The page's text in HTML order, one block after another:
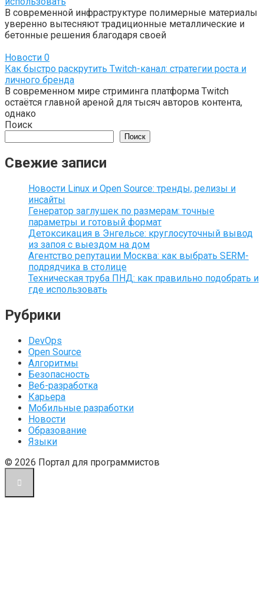
В современной инфраструктуре полимерные материалы
уверенно вытесняют традиционные металлические и
бетонные решения благодаря своей
Новости 0
Как быстро раскрутить Twitch-канал: стратегии роста и
личного бренда
В современном мире стриминга платформа Twitch
остаётся главной ареной для тысяч авторов контента,
однако
Поиск
Поиск
Свежие записи
Новости Linux и Open Source: тренды, релизы и
инсайты
Генератор заглушек по размерам: точные
параметры и готовый формат
Детоксикация в Энгельсе: круглосуточный вывод
из запоя с выездом на дом
Агентство репутации Москва: как выбрать SERM-
подрядчика в столице
Техническая труба ПНД: как правильно подобрать и
где использовать
Рубрики
DevOps
Open Source
Алгоритмы
Безопасность
Веб-разработка
Карьера
Мобильные разработки
Новости
Образование
Языки
© 2026 Портал для программистов